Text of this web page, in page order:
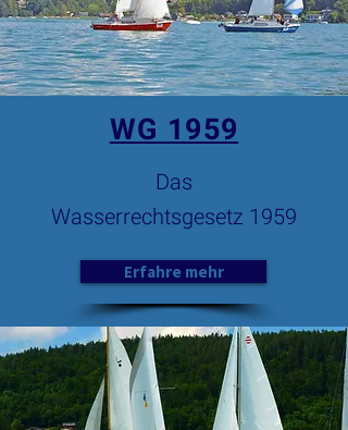
WG 1959
Das
Wasserrechtsgesetz 1959
Erfahre mehr